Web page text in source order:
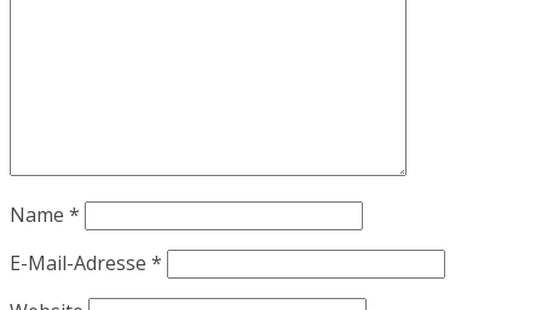
Name *
E-Mail-Adresse *